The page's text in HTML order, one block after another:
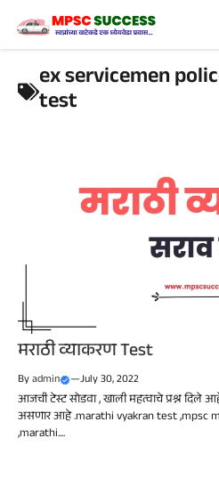
content
ex servicemen
test
मराठी व्याकरण Test
Byadmin —July 30, 2022
आजची टेस्ट सोडवा , खाली महत्वाचे प्रश्न दिले
असणार आहे .marathi vyakran test ,mpsc
,marathi....